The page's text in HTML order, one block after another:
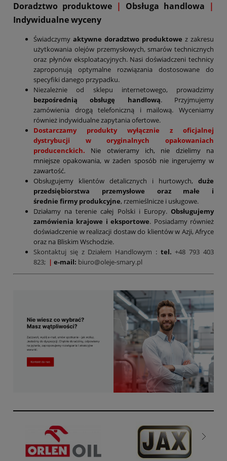
Doradztwo produktowe | Obsługa handlowa |
Indywidualne wyceny
Świadczymy aktywne doradztwo produktowe z zakresu
użytkowania olejów przemysłowych, smarów technicznych
oraz płynów eksploatacyjnych. Nasi doświadczeni technicy
zaproponują optymalne rozwiązania dostosowane do
specyfiki danego przypadku.
Niezależnie od sklepu internetowego, prowadzimy
bezpośrednią obsługę handlową. Przyjmujemy
zamówienia drogą telefoniczną i mailową. Wyceniamy
również indywidualne zapytania ofertowe.
Dostarczamy produkty wyłącznie z oficjalnej
dystrybucji w oryginalnych opakowaniach
producenckich. Nie otwieramy ich, nie dzielimy na
mniejsze opakowania, w żaden sposób nie ingerujemy w
zawartość.
Obsługujemy klientów detalicznych i hurtowych, duże
przedsiębiorstwa przemysłowe oraz małe i
średnie firmy produkcyjne, rzemieślnicze i usługowe.
Działamy na terenie całej Polski i Europy. Obsługujemy
zamówienia krajowe i eksportowe. Posiadamy również
doświadczenie w realizacji dostaw do klientów w Azji, Afryce
oraz na Bliskim Wschodzie.
Skontaktuj się z Działem Handlowym : tel.+48 793 403
823; | e-mail: biuro@oleje-smary.pl